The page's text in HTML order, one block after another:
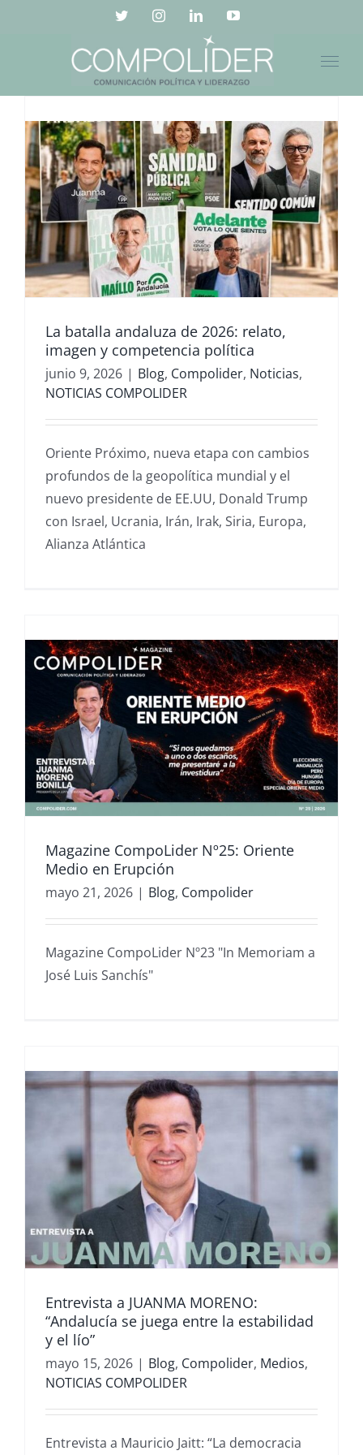
TwitterInstagramLinkedInYouTube
La batalla andaluza de 2026: relato,
imagen y competencia política
junio 9, 2026 | Blog, Compolider, Noticias,
NOTICIAS COMPOLIDER
Oriente Próximo, nueva etapa con cambios
profundos de la geopolítica mundial y el
nuevo presidente de EE.UU, Donald Trump
con Israel, Ucrania, Irán, Irak, Siria, Europa,
Alianza Atlántica
Magazine CompoLider Nº25: Oriente
Medio en Erupción
mayo 21, 2026 | Blog, Compolider
Magazine CompoLider Nº23 "In Memoriam a
José Luis Sanchís"
Entrevista a JUANMA MORENO:
“Andalucía se juega entre la estabilidad
y el lío”
mayo 15, 2026 | Blog, Compolider, Medios,
NOTICIAS COMPOLIDER
Entrevista a Mauricio Jaitt: “La democracia